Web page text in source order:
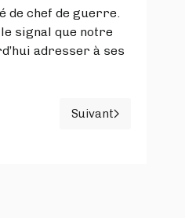
de chef de guerre.
signal que notre
adresser à ses
: « Indépendance de la
Article suivant :
Suivant